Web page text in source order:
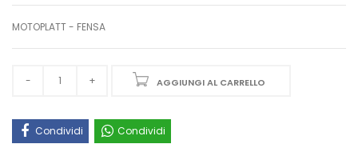
MOTOPLATT - FENSA
AGGIUNGI AL CARRELLO
Condividi Condividi